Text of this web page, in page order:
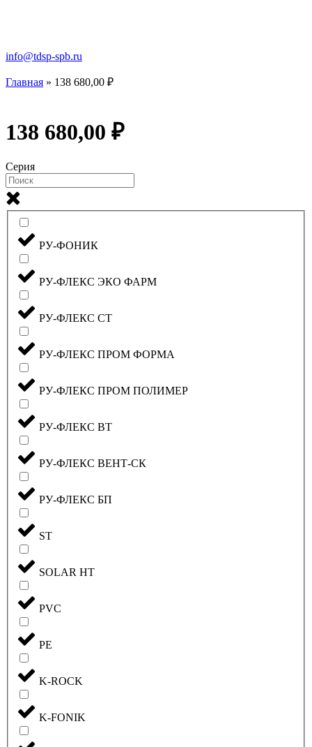
info@tdsp-spb.ru
Главная » 138 680,00 ₽
138 680,00 ₽
Серия
РУ-ФОНИК
РУ-ФЛЕКС ЭКО ФАРМ
РУ-ФЛЕКС СТ
РУ-ФЛЕКС ПРОМ ФОРМА
РУ-ФЛЕКС ПРОМ ПОЛИМЕР
РУ-ФЛЕКС ВТ
РУ-ФЛЕКС ВЕНТ-СК
РУ-ФЛЕКС БП
ST
SOLAR HT
PVC
PE
K-ROCK
K-FONIK